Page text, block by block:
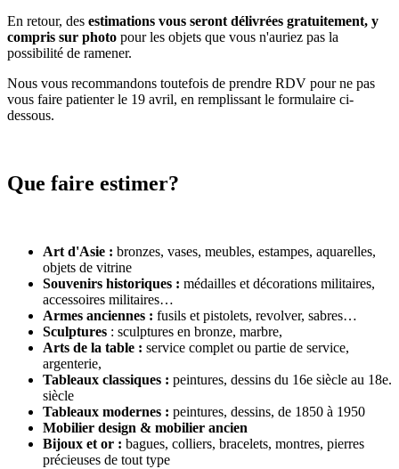
En retour, des estimations vous seront délivrées gratuitement, y
compris sur photo pour les objets que vous n'auriez pas la
possibilité de ramener.
Nous vous recommandons toutefois de prendre RDV pour ne pas
vous faire patienter le 19 avril, en remplissant le formulaire ci-
dessous.
Que faire estimer?
Art d'Asie : bronzes, vases, meubles, estampes, aquarelles,
objets de vitrine
Souvenirs historiques : médailles et décorations militaires,
accessoires militaires…
Armes anciennes : fusils et pistolets, revolver, sabres…
Sculptures : sculptures en bronze, marbre,
Arts de la table : service complet ou partie de service,
argenterie,
Tableaux classiques : peintures, dessins du 16e siècle au 18e.
siècle
Tableaux modernes : peintures, dessins, de 1850 à 1950
Mobilier design & mobilier ancien
Bijoux et or : bagues, colliers, bracelets, montres, pierres
précieuses de tout type